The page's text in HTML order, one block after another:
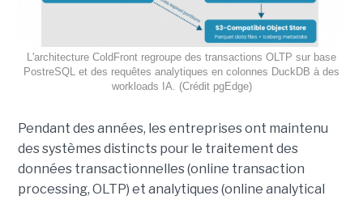
L'architecture ColdFront regroupe des transactions OLTP sur base
PostreSQL et des requêtes analytiques en colonnes DuckDB à des
workloads IA. (Crédit pgEdge)
Pendant des années, les entreprises ont maintenu
des systèmes distincts pour le traitement des
données transactionnelles (online transaction
processing, OLTP) et analytiques (online analytical